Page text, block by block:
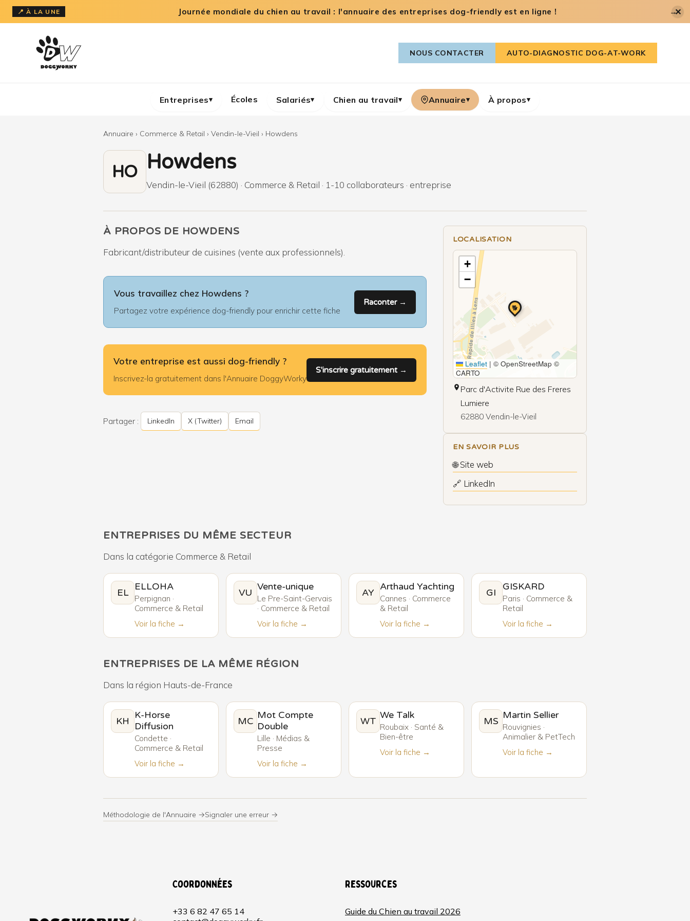
Aller
au
📍 À LA UNE Journée mondiale du chien au travail : l'annuaire des entreprises dog-friendly est en ligne ! →✕
NOUS CONTACTER AUTO-DIAGNOSTIC DOG-AT-WORK
Entreprises▾ Écoles Salariés▾ Chien au travail▾ Annuaire▾ À propos▾
Annuaire › Commerce & Retail › Vendin-le-Vieil › Howdens
HO Howdens
Vendin-le-Vieil (62880) · Commerce & Retail · 1-10 collaborateurs · entreprise
À PROPOS DE HOWDENS
Fabricant/distributeur de cuisines (vente aux professionnels).
Vous travaillez chez Howdens ?
Partagez votre expérience dog-friendly pour enrichir cette fiche
Raconter →
Votre entreprise est aussi dog-friendly ?
Inscrivez-la gratuitement dans l'Annuaire DoggyWorky
S'inscrire gratuitement →
Partager : LinkedIn X (Twitter) Email
LOCALISATION
🐕
+
−
Leaflet | © OpenStreetMap ©
CARTO
Parc d'Activite Rue des Freres
Lumiere
62880 Vendin-le-Vieil
EN SAVOIR PLUS
🌐 Site web
🔗 LinkedIn
ENTREPRISES DU MÊME SECTEUR
Dans la catégorie Commerce & Retail
EL
ELLOHA
Perpignan ·
Commerce & Retail
Voir la fiche →
VU
Vente-unique
Le Pre-Saint-Gervais
· Commerce & Retail
Voir la fiche →
AY
Arthaud Yachting
Cannes · Commerce
& Retail
Voir la fiche →
GI
GISKARD
Paris · Commerce &
Retail
Voir la fiche →
ENTREPRISES DE LA MÊME RÉGION
Dans la région Hauts-de-France
KH
K-Horse
Diffusion
Condette ·
Commerce & Retail
Voir la fiche →
MC
Mot Compte
Double
Lille · Médias &
Presse
Voir la fiche →
WT
We Talk
Roubaix · Santé &
Bien-être
Voir la fiche →
MS
Martin Sellier
Rouvignies ·
Animalier & PetTech
Voir la fiche →
Méthodologie de l'Annuaire →Signaler une erreur →
Coordonnées
+33 6 82 47 65 14
Ressources
Guide du Chien au travail 2026